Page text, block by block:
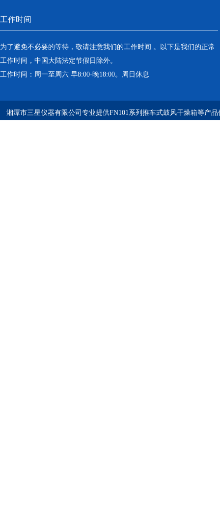
工作时间
为了避免不必要的等待，敬请注意我们的工作时间 。以下是我们的正常
工作时间，中国大陆法定节假日除外。
工作时间：周一至周六 早8:00-晚18:00。周日休息
湘潭市三星仪器有限公司专业提供FN101系列推车式鼓风干燥箱等产